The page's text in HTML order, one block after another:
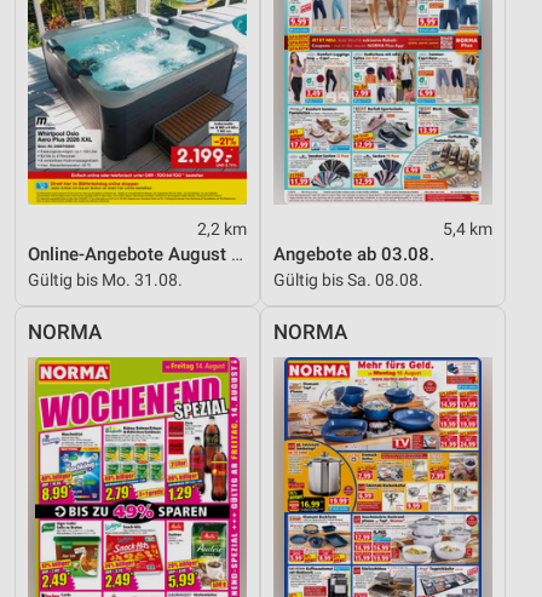
2,2 km
Online-Angebote August 2026
Gültig bis Mo. 31.08.
5,4 km
Angebote ab 03.08.
Gültig bis Sa. 08.08.
NORMA NORMA
Verwendung reduzierter Daten zur Auswahl von
Inhalten
IAB-Besonderheiten:
Verwendung genauer Standortdaten
Geräte anhand von aktiv angeforderten
Informationen identifizieren
Nicht-IAB-Verarbeitungszwecke:
Notwendig
Funktional
Werbung